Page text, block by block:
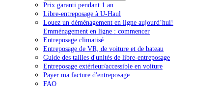
Prix garanti pendant 1 an
Libre-entreposage à U-Haul
Louez un déménagement en ligne aujourd’hui!
Emménagement en ligne : commencer
Entreposage climatisé
Entreposage de VR, de voiture et de bateau
Guide des tailles d'unités de libre-entreposage
Entreposage extérieur/accessible en voiture
Payer ma facture d'entreposage
FAQ